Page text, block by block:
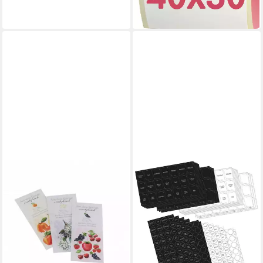
-50%
in 2-3 Werktagen bei dir
2,45 € UVP7,45 €
-67%
in 5-6 Werktagen bei dir